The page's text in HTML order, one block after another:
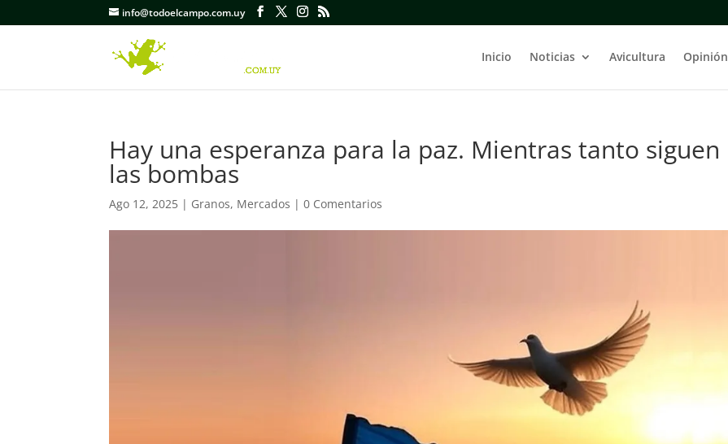
info@todoelcampo.com.uy
Inicio Noticias Avicultura Opinión
Hay una esperanza para la paz. Mientras tanto siguen
las bombas
Ago 12, 2025 | Granos, Mercados |0 Comentarios